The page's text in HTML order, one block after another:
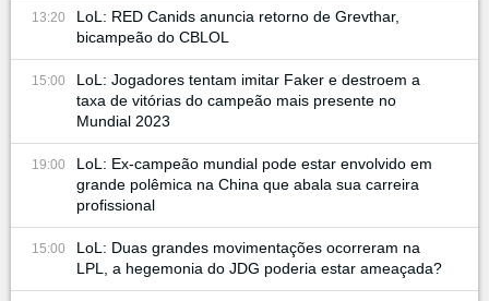
13:20
LoL: RED Canids anuncia retorno de Grevthar,
bicampeão do CBLOL
15:00
LoL: Jogadores tentam imitar Faker e destroem a
taxa de vitórias do campeão mais presente no
Mundial 2023
19:00
LoL: Ex-campeão mundial pode estar envolvido em
grande polêmica na China que abala sua carreira
profissional
15:00
LoL: Duas grandes movimentações ocorreram na
LPL, a hegemonia do JDG poderia estar ameaçada?